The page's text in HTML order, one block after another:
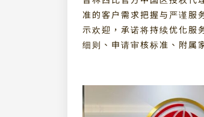
准的客户需求把握与严谨服
示欢迎，承诺将持续优化服
细则、申请审核标准、附属